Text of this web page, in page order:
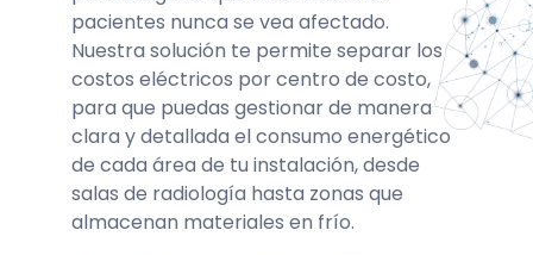
pacientes nunca se vea afectado.
Nuestra solución te permite separar los
costos eléctricos por centro de costo,
para que puedas gestionar de manera
clara y detallada el consumo energético
de cada área de tu instalación, desde
salas de radiología hasta zonas que
almacenan materiales en frío.